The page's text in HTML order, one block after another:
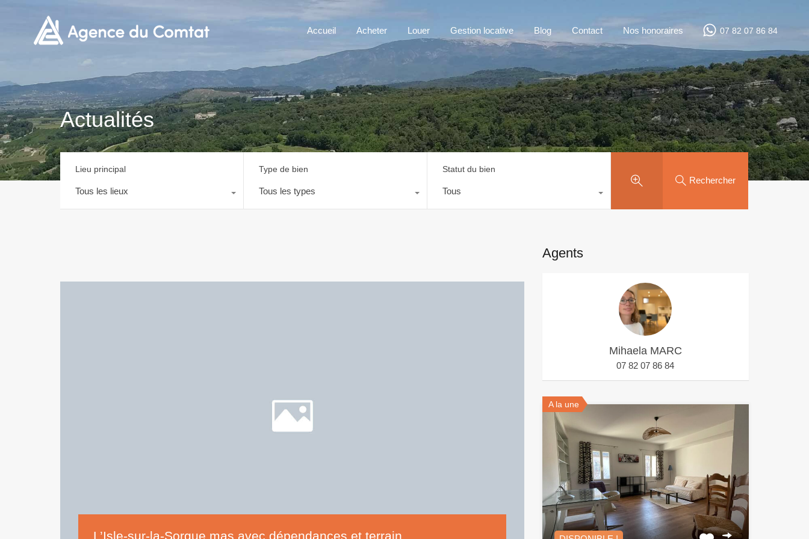
Accueil Acheter Louer Gestion locative Blog Contact Nos honoraires 07 82 07 86 84
Actualités
Lieu principal
Tous les lieux
Type de bien
Tous les types
Statut du bien
Tous
Rechercher
L’Isle-sur-la-Sorgue mas avec dépendances et terrain
Agents
Mihaela MARC
07 82 07 86 84
A la une